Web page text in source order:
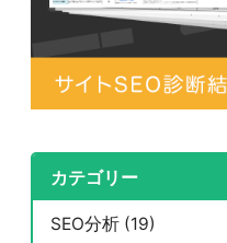
カテゴリー
SEO分析 (19)